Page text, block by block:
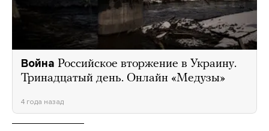
Война Российское вторжение в Украину.
Тринадцатый день. Онлайн «Медузы»
4 года назад